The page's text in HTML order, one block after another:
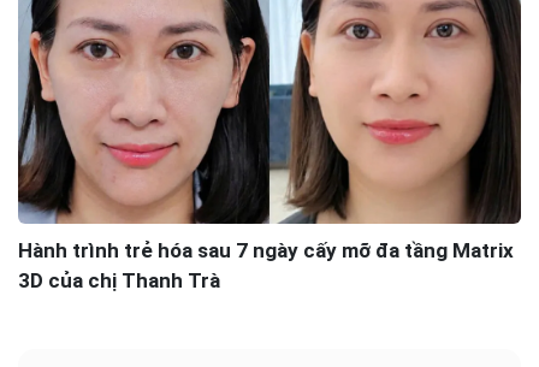
Hành trình trẻ hóa sau 7 ngày cấy mỡ đa tầng Matrix
3D của chị Thanh Trà